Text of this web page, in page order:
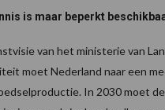
is maar beperkt
van het ministerie van
moet Nederland naar een
In 2030 moet